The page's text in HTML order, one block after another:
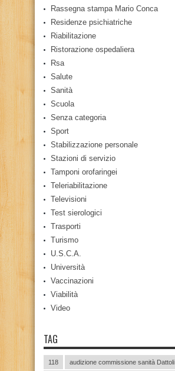
Rassegna stampa Mario Conca
Residenze psichiatriche
Riabilitazione
Ristorazione ospedaliera
Rsa
Salute
Sanità
Scuola
Senza categoria
Sport
Stabilizzazione personale
Stazioni di servizio
Tamponi orofaringei
Teleriabilitazione
Televisioni
Test sierologici
Trasporti
Turismo
U.S.C.A.
Università
Vaccinazioni
Viabilità
Video
TAG
118 audizione commissione sanità Dattoli